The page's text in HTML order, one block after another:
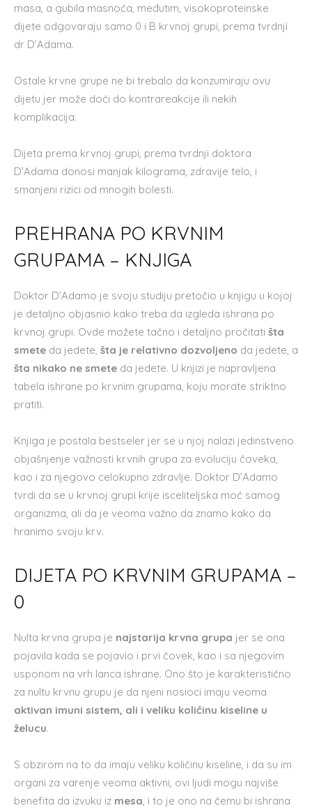
masa, a gubila masnoća, međutim, visokoproteinske
dijete odgovaraju samo 0 i B krvnoj grupi, prema tvrdnji
dr D’Adama.
Ostale krvne grupe ne bi trebalo da konzumiraju ovu
dijetu jer može doći do kontrareakcije ili nekih
komplikacija.
Dijeta prema krvnoj grupi, prema tvrdnji doktora
D’Adama donosi manjak kilograma, zdravije telo, i
smanjeni rizici od mnogih bolesti.
PREHRANA PO KRVNIM
GRUPAMA – KNJIGA
Doktor D’Adamo je svoju studiju pretočio u knjigu u kojoj
je detaljno objasnio kako treba da izgleda ishrana po
krvnoj grupi. Ovde možete tačno i detaljno pročitati šta
smete da jedete, šta je relativno dozvoljeno da jedete, a
šta nikako ne smete da jedete. U knjizi je napravljena
tabela ishrane po krvnim grupama, koju morate striktno
pratiti.
Knjiga je postala bestseler jer se u njoj nalazi jedinstveno
objašnjenje važnosti krvnih grupa za evoluciju čoveka,
kao i za njegovo celokupno zdravlje. Doktor D’Adamo
tvrdi da se u krvnoj grupi krije isceliteljska moć samog
organizma, ali da je veoma važno da znamo kako da
hranimo svoju krv.
DIJETA PO KRVNIM GRUPAMA –
0
Nulta krvna grupa je najstarija krvna grupa jer se ona
pojavila kada se pojavio i prvi čovek, kao i sa njegovim
usponom na vrh lanca ishrane. Ono što je karakteristično
za nultu krvnu grupu je da njeni nosioci imaju veoma
aktivan imuni sistem, ali i veliku količinu kiseline u
želucu.
S obzirom na to da imaju veliku količinu kiseline, i da su im
organi za varenje veoma aktivni, ovi ljudi mogu najviše
benefita da izvuku iz mesa, i to je ono na čemu bi ishrana